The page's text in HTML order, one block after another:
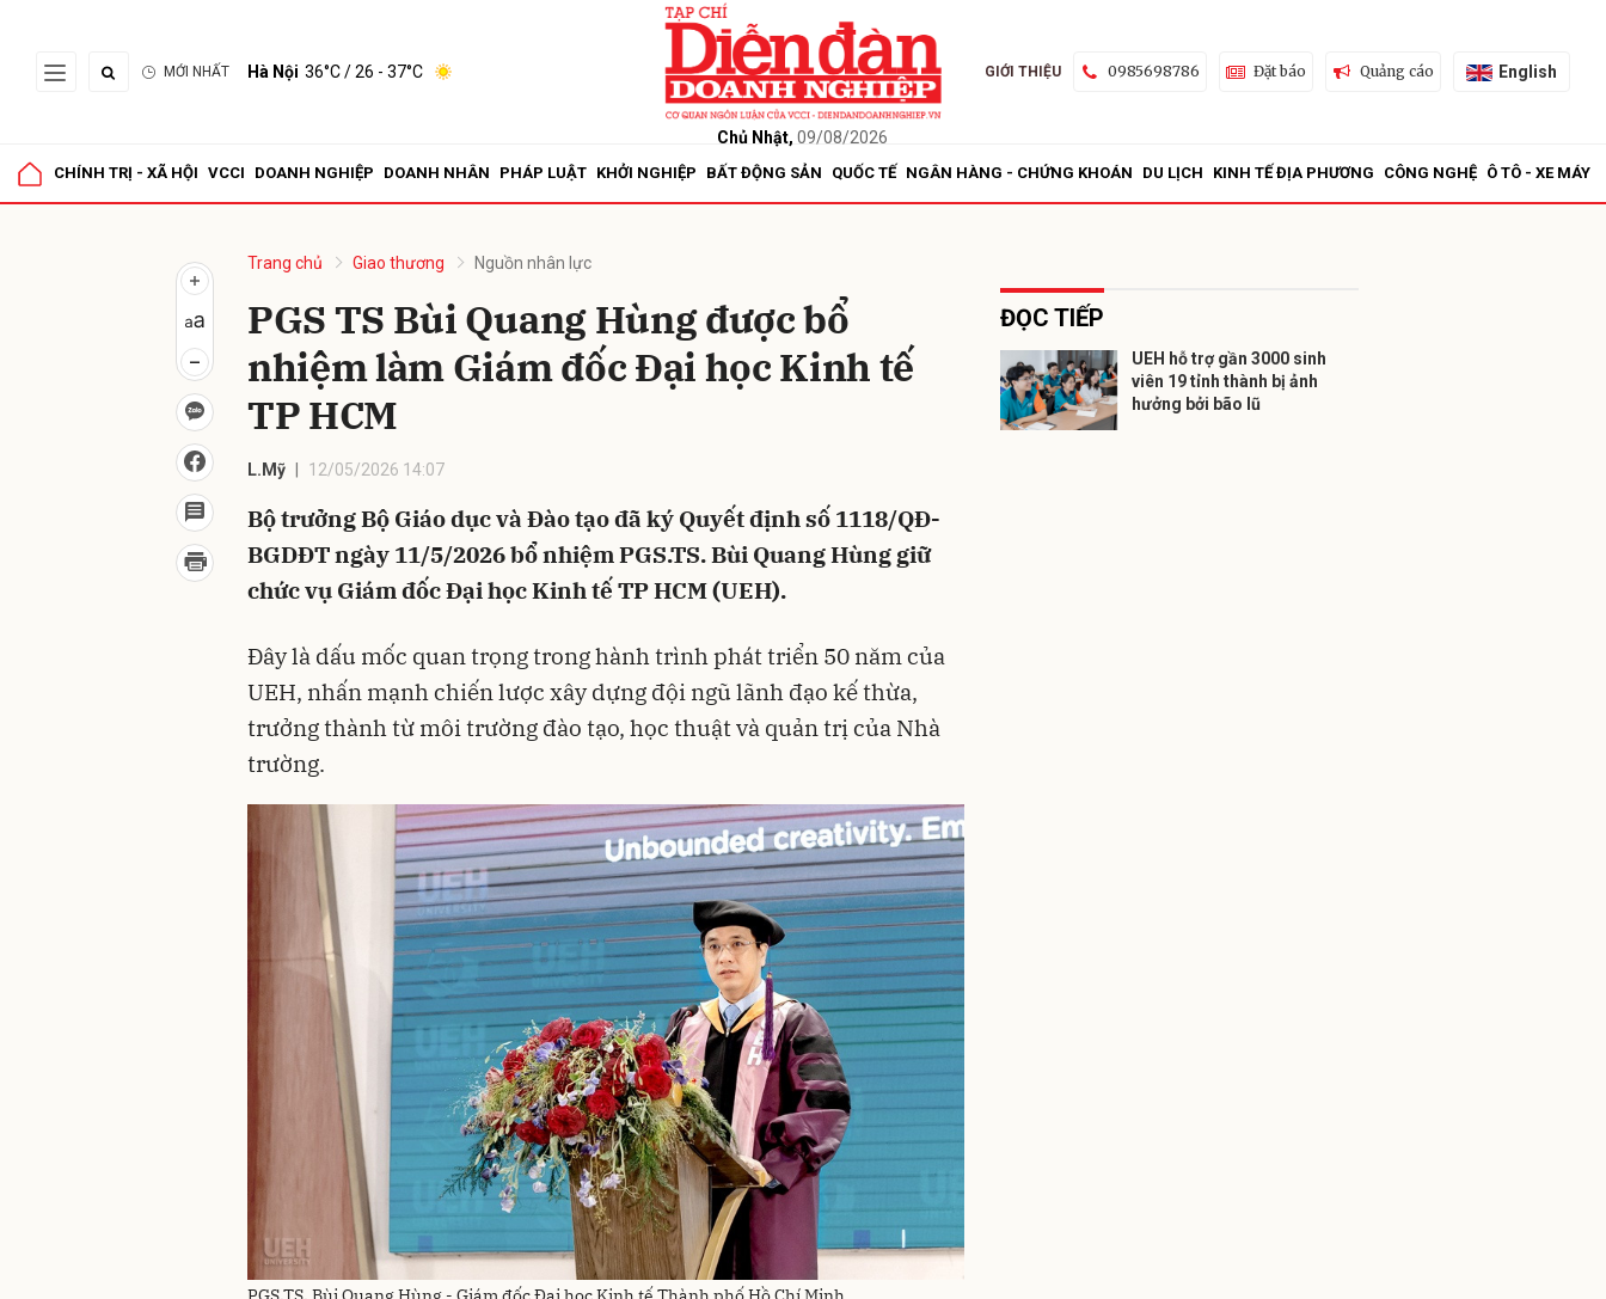
MỚI NHẤT Hà Nội 36°C/ 26 - 37°C
Chủ Nhật, 09/08/2026
GIỚI THIỆU 0985698786 Đặt báo Quảng cáo English
CHÍNH TRỊ - XÃ HỘI VCCI DOANH NGHIỆP DOANH NHÂN PHÁP LUẬT KHỞI NGHIỆP BẤT ĐỘNG SẢN QUỐC TẾ NGÂN HÀNG - CHỨNG KHOÁN DU LỊCH KINH TẾ ĐỊA PHƯƠNG CÔNG NGHỆ Ô TÔ - XE MÁY
Trang chủ Giao thương Nguồn nhân lực
PGS TS Bùi Quang Hùng được bổ
nhiệm làm Giám đốc Đại học Kinh tế
TP HCM
L.Mỹ 12/05/2026 14:07
Bộ trưởng Bộ Giáo dục và Đào tạo đã ký Quyết định số 1118/QĐ-
BGDĐT ngày 11/5/2026 bổ nhiệm PGS.TS. Bùi Quang Hùng giữ
chức vụ Giám đốc Đại học Kinh tế TP HCM (UEH).
Đây là dấu mốc quan trọng trong hành trình phát triển 50 năm của
UEH, nhấn mạnh chiến lược xây dựng đội ngũ lãnh đạo kế thừa,
trưởng thành từ môi trường đào tạo, học thuật và quản trị của Nhà
trường.
ĐỌC TIẾP
UEH hỗ trợ gần 3000 sinh
viên 19 tỉnh thành bị ảnh
hưởng bởi bão lũ
Gửi